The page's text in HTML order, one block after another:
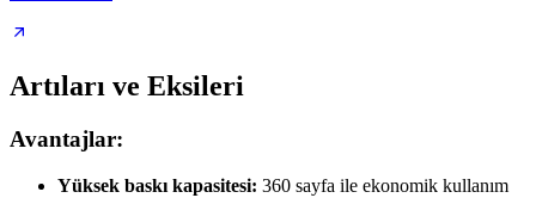
Artıları ve Eksileri
Avantajlar:
Yüksek baskı kapasitesi: 360 sayfa ile ekonomik kullanım